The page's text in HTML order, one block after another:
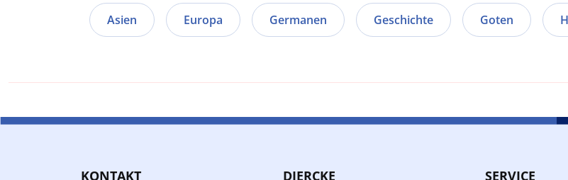
Asien Europa Germanen Geschichte Goten
KONTAKT DIERCKE SERVICE